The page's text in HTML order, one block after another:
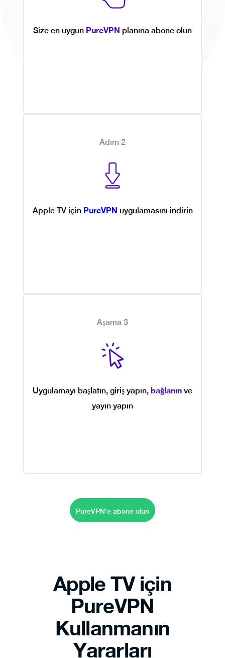
Size en uygun PureVPN planına abone olun
Adım 2
Apple TV için PureVPN uygulamasını indirin
Aşama 3
Uygulamayı başlatın, giriş yapın, bağlanın ve
yayın yapın
PureVPN’e abone olun
Apple TV için
PureVPN
Kullanmanın
Yararları